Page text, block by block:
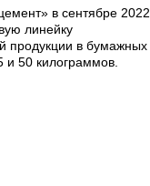
в сентябре 2022
линейку
продукции в бумажных
и 50 килограммов.